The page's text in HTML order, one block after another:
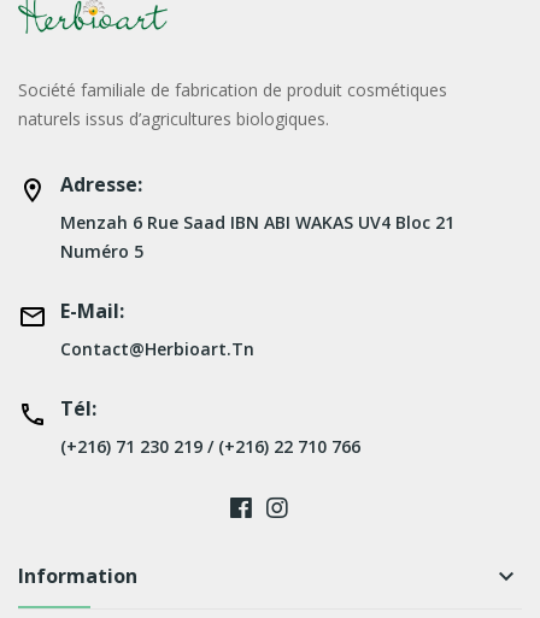
Société familiale de fabrication de produit cosmétiques
naturels issus d’agricultures biologiques.
Adresse:
Menzah 6 Rue Saad IBN ABI WAKAS UV4 Bloc 21
Numéro 5
E-Mail:
Contact@herbioart.tn
Tél:
(+216) 71 230 219 / (+216) 22 710 766
Information keyboard_arrow_down